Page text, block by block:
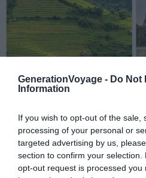
GenerationVoyage - Do Not
Information
If you wish to opt-out of the sale,
processing of your personal or
targeted advertising by us,
section to confirm your
opt-out request is processed you